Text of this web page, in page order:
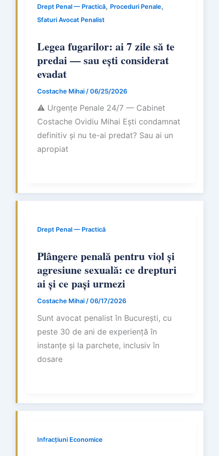
Drept Penal — Practică, Proceduri Penale,
Sfaturi Avocat Penalist
Legea fugarilor: ai 7 zile să te
predai — sau ești considerat
evadat
Costache Mihai /06/25/2026
⚠ Urgențe Penale 24/7 — Cabinet
Costache Ovidiu Mihai Ești condamnat
definitiv și nu te-ai predat? Sau ai un
apropiat
Drept Penal — Practică
Plângere penală pentru viol și
agresiune sexuală: ce drepturi
ai și ce pași urmezi
Costache Mihai/06/17/2026
Sunt avocat penalist în București, cu
peste 30 de ani de experiență în
instanțe și la parchete, inclusiv în
dosare
Infracțiuni Economice